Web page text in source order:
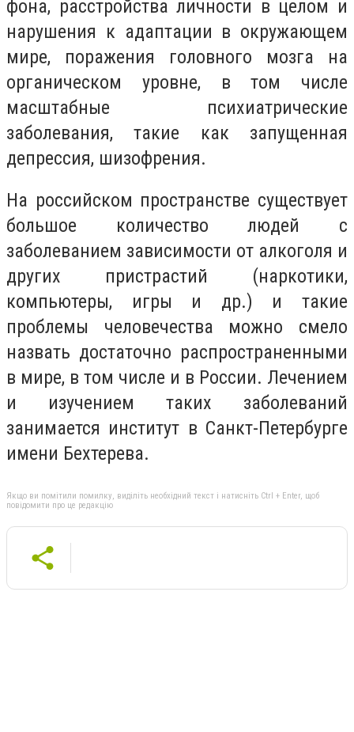
фона, расстройства личности в целом и
нарушения к адаптации в окружающем
мире, поражения головного мозга на
органическом уровне, в том числе
масштабные психиатрические
заболевания, такие как запущенная
депрессия, шизофрения.
На российском пространстве существует
большое количество людей с
заболеванием зависимости от алкоголя и
других пристрастий (наркотики,
компьютеры, игры и др.) и такие
проблемы человечества можно смело
назвать достаточно распространенными
в мире, в том числе и в России. Лечением
и изучением таких заболеваний
занимается институт в Санкт-Петербурге
имени Бехтерева.
Якщо ви помітили помилку, виділіть необхідний текст і натисніть Ctrl + Enter, щоб
повідомити про це редакцію